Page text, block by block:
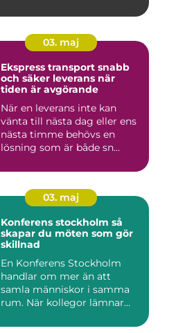
03. maj
Ekspress transport snabb
och säker leverans när
tiden är avgörande
När en leverans inte kan
vänta till nästa dag eller ens
nästa timme behövs en
lösning som är både sn...
03. maj
Konferens stockholm så
skapar du möten som gör
skillnad
En Konferens Stockholm
handlar om mer än att
samla människor i samma
rum. När kollegor lämnar